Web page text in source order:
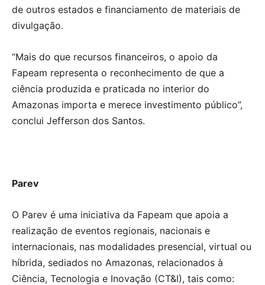
de outros estados e financiamento de materiais de
divulgação.
“Mais do que recursos financeiros, o apoio da
Fapeam representa o reconhecimento de que a
ciência produzida e praticada no interior do
Amazonas importa e merece investimento público”,
conclui Jefferson dos Santos.
Parev
O Parev é uma iniciativa da Fapeam que apoia a
realização de eventos regionais, nacionais e
internacionais, nas modalidades presencial, virtual ou
híbrida, sediados no Amazonas, relacionados à
Ciência, Tecnologia e Inovação (CT&I), tais como: